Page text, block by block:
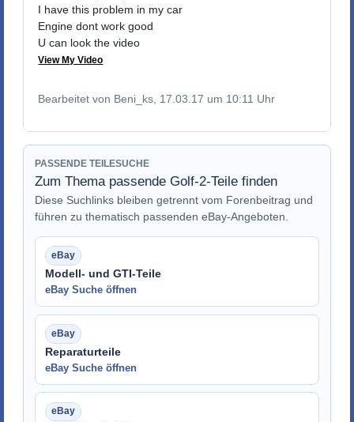
I have this problem in my car
Engine dont work good
U can look the video
View My Video
Bearbeitet von Beni_ks, 17.03.17 um 10:11 Uhr
PASSENDE TEILESUCHE
Zum Thema passende Golf-2-Teile finden
Diese Suchlinks bleiben getrennt vom Forenbeitrag und
führen zu thematisch passenden eBay-Angeboten.
Modell- und GTI-Teile
eBay Suche öffnen
Reparaturteile
eBay Suche öffnen